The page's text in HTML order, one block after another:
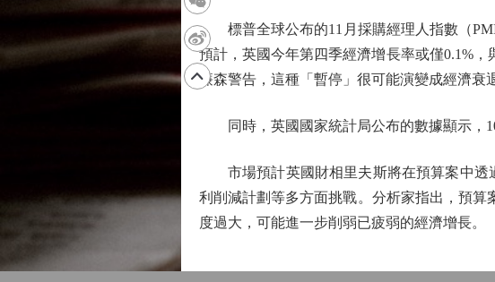
標普全球公布的11月採購經理人指數（PMI
預計，英國今年第四季經濟增長率或僅0.1%
廉森警告，這種「暫停」很可能演變成經濟衰
同時，英國國家統計局公布的數據顯示，10
市場預計英國財相里夫斯將在預算案中透
利削減計劃等多方面挑戰。分析家指出，預
度過大，可能進一步削弱已疲弱的經濟增長。